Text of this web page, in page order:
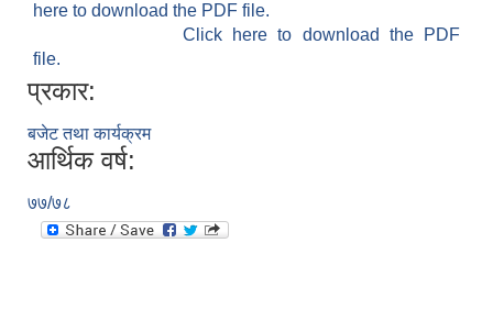
here to download the PDF file.
Click here to download the PDF
file.
प्रकार:
बजेट तथा कार्यक्रम
आर्थिक वर्ष:
७७/७८